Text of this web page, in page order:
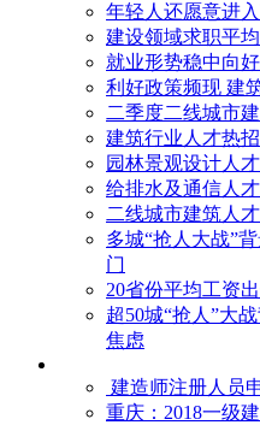
年轻人还愿意进
建设领域求职平
就业形势稳中向
利好政策频现 建
二季度二线城市
建筑行业人才热招
园林景观设计人
给排水及通信人
二线城市建筑人
多城“抢人大战”
门
20省份平均工资
超50城“抢人”大
焦虑
建造师注册人员
重庆：2018一级